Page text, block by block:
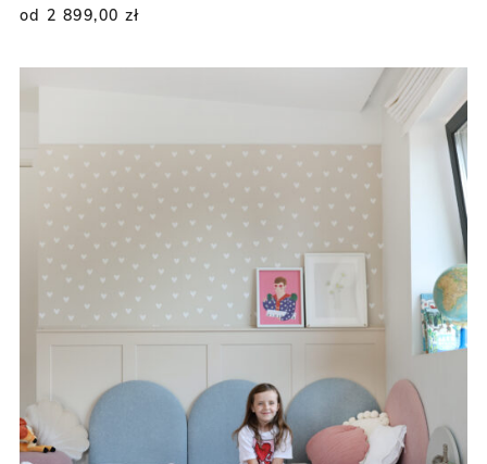
od 2 899,00 zł